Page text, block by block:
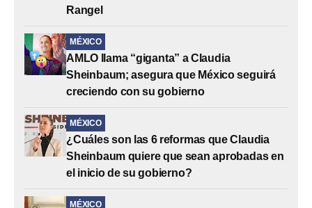
Rangel
MÉXICO
AMLO llama “giganta” a Claudia
Sheinbaum; asegura que México seguirá
creciendo con su gobierno
MÉXICO
¿Cuáles son las 6 reformas que Claudia
Sheinbaum quiere que sean aprobadas en
el inicio de su gobierno?
MÉXICO